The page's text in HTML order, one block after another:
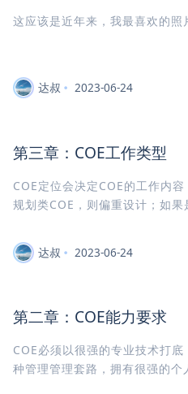
这应该是近年来，我最喜欢的照
达叔 2023-06-24
第三章：COE工作类型
COE定位会决定COE的工作内
规划类COE，则偏重设计；如
达叔 2023-06-24
第二章：COE能力要求
COE必须以很强的专业技术打
种管理管理套路，拥有很强的